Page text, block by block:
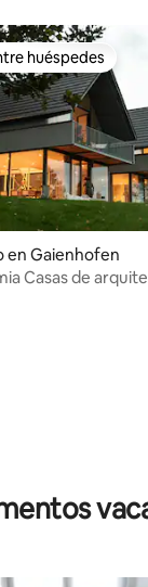
de 5, 31 reseñas
huéspedes
huéspedes
en Gaienhofen
Casas de